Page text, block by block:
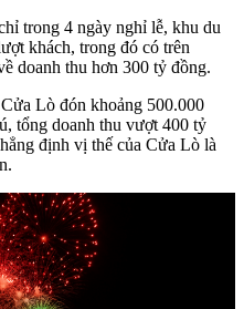
trong 4 ngày nghỉ lễ, khu du
khách, trong đó có trên
doanh thu hơn 300 tỷ đồng.
Lò đón khoảng 500.000
tổng doanh thu vượt 400 tỷ
định vị thế của Cửa Lò là